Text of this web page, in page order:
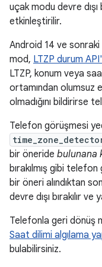
uçak modu devre dışı
etkinleştirilir.
Android 14 ve
mod, LTZP durum
LTZP, konum veya
ortamından olumsuz
olmadığını bildirirse
Telefon görüşmesi
bir öneride bulunana
bırakılmış gibi
bir öneri alındıktan
devre dışı bırakılır ve
Telefonla geri dönüş
Saat dilimi algılama
bulabilirsiniz.